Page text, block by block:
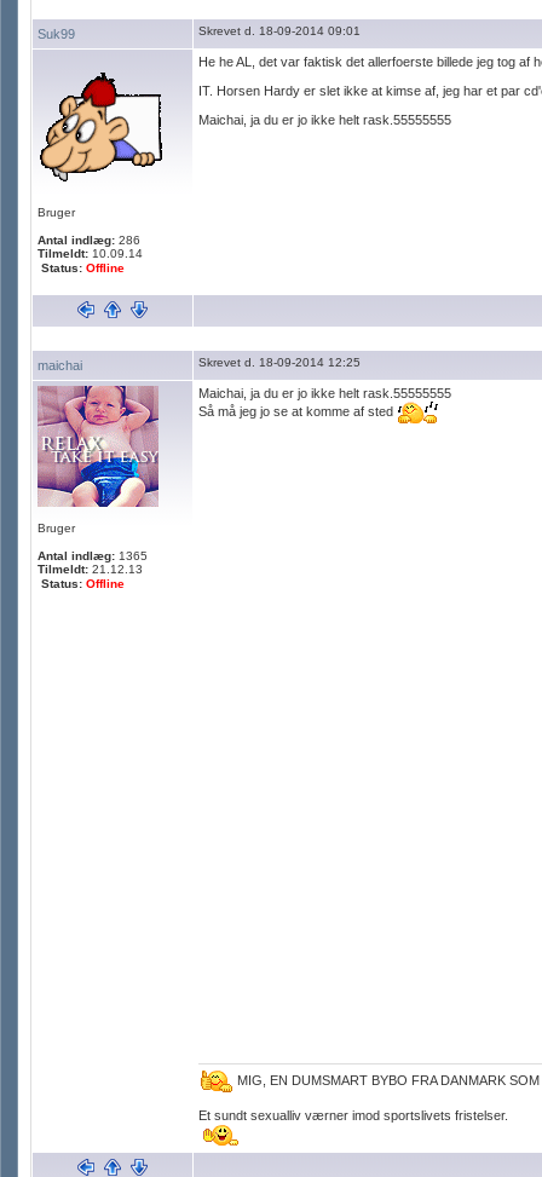
Suk99 Skrevet d. 18-09-2014 09:01
Bruger
Antal indlæg: 286
Tilmeldt: 10.09.14
Status: Offline
He he AL, det var faktisk det allerfoerste billede jeg tog af
IT. Horsen Hardy er slet ikke at kimse af, jeg har et par
Maichai, ja du er jo ikke helt rask.55555555
maichai Skrevet d. 18-09-2014 12:25
Bruger
Antal indlæg: 1365
Tilmeldt: 21.12.13
Status: Offline
Maichai, ja du er jo ikke helt rask.55555555
Så må jeg jo se at komme af sted
MIG, EN DUMSMART BYBO FRA DANMARK
Et sundt sexualliv værner imod sportslivets fristelser.